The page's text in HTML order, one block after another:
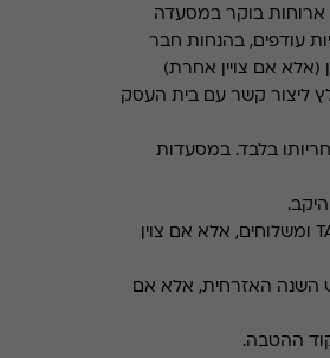
בוקר במסעדה
עודפים, בהנחות חבר
(אלא אם צויין אחרת)
ליצור קשר עם בית העסק
בלבד. במסעדות
תקף בישיבה בלבד. לא תקף ב-TA ומשלוחים, אלא אם צוין
השנה האזרחית, אלא אם
ההטבה.